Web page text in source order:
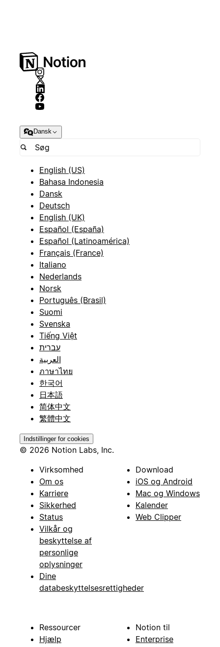
Dansk
English (US)
Bahasa Indonesia
Dansk
Deutsch
English (UK)
Español (España)
Español (Latinoamérica)
Français (France)
Italiano
Nederlands
Norsk
Português (Brasil)
Suomi
Svenska
Tiếng Việt
עברית
العربية
ภาษาไทย
한국어
日本語
简体中文
繁體中文
Indstillinger for cookies
© 2026 Notion Labs, Inc.
Virksomhed
Om os
Karriere
Sikkerhed
Status
Vilkår og
beskyttelse af
personlige
oplysninger
Dine
databeskyttelsesrettigheder
Download
iOS og Android
Mac og Windows
Kalender
Web Clipper
Ressourcer
Hjælp
Notion til
Enterprise